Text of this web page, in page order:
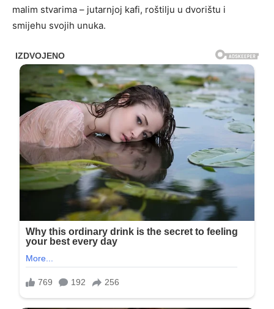
malim stvarima – jutarnjoj kafi, roštilju u dvorištu i
smijehu svojih unuka.